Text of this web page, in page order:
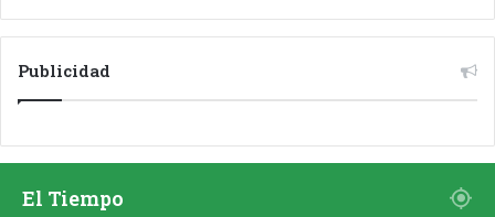
Publicidad
El Tiempo